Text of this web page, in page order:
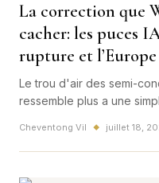
La correction que
cacher: les puces
rupture et
Le trou d'air des semi-
ressemble plus a une
mondiale est-il en train de
Cheventong Vil ◆ juillet 18,